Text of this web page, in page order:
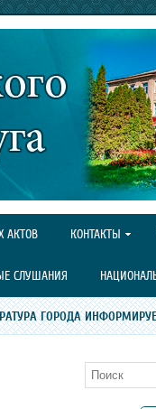
АКТОВ КОНТАКТЫ
СЛУШАНИЯ
ГОРОДА
Поиск